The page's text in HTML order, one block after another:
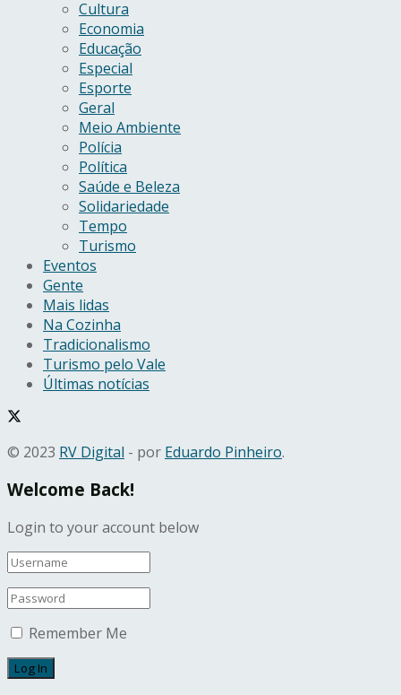
Cultura
Economia
Educação
Especial
Esporte
Geral
Meio Ambiente
Polícia
Política
Saúde e Beleza
Solidariedade
Tempo
Turismo
Eventos
Gente
Mais lidas
Na Cozinha
Tradicionalismo
Turismo pelo Vale
Últimas notícias
© 2023 RV Digital - por Eduardo Pinheiro.
Welcome Back!
Login to your account below
Remember Me